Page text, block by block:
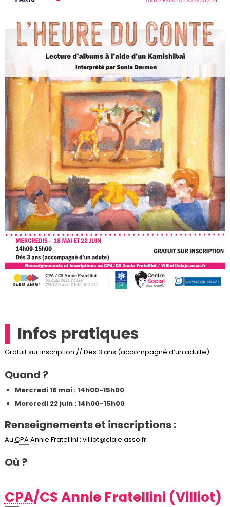
Infos pratiques
Gratuit sur inscription // Dès 3 ans (accompagné d’un adulte)
Quand ?
Mercredi 18 mai : 14h00-15h00
Mercredi 22 juin : 14h00-15h00
Renseignements et inscriptions :
Au CPAAnnie Fratellini : villiot@claje.asso.fr
Où ?
CPA/CS Annie Fratellini (Villiot)